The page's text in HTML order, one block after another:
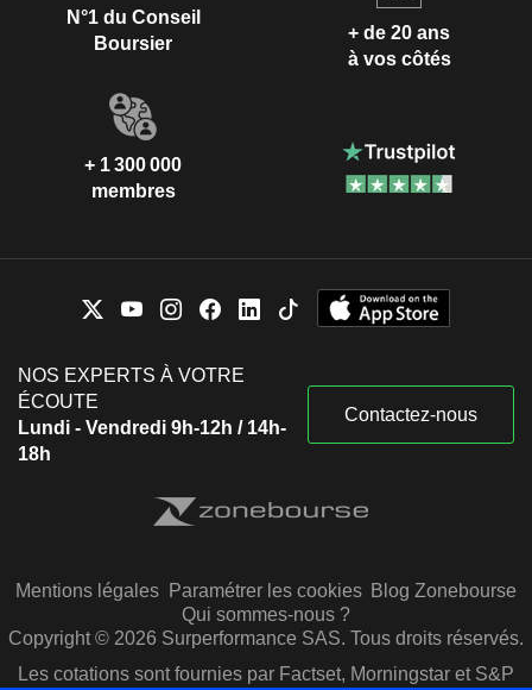
N°1 du Conseil
Boursier
+ de 20 ans
à vos côtés
+ 1 300 000
membres
NOS EXPERTS À VOTRE
ÉCOUTE
Lundi - Vendredi 9h-12h / 14h-
18h
Contactez-nous
Mentions légales Paramétrer les cookies Blog Zonebourse
Qui sommes-nous ?
Copyright © 2026 Surperformance SAS. Tous droits réservés.
Les cotations sont fournies par Factset, Morningstar et S&P